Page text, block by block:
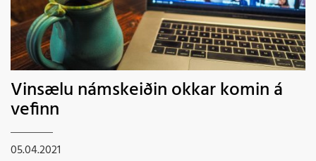
Vinsælu námskeiðin okkar komin á
vefinn
05.04.2021